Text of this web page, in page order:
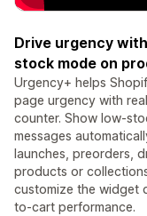
Drive urgency
stock mode on
Urgency+ helps
page urgency with
counter. Show low-
messages
launches, preorders,
products or
customize the widget
to-cart performance.